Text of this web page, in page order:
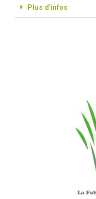
Plus d'infos